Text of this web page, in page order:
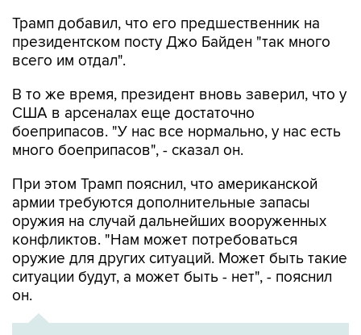
Трамп добавил, что его предшественник на
президентском посту Джо Байден "так много
всего им отдал".
В то же время, президент вновь заверил, что у
США в арсеналах еще достаточно
боеприпасов. "У нас все нормально, у нас есть
много боеприпасов", - сказал он.
При этом Трамп пояснил, что американской
армии требуются дополнительные запасы
оружия на случай дальнейших вооруженных
конфликтов. "Нам может потребоваться
оружие для других ситуаций. Может быть такие
ситуации будут, а может быть - нет", - пояснил
он.